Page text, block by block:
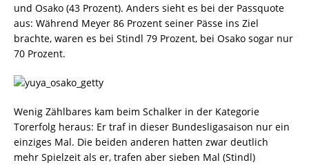
und Osako (43 Prozent). Anders sieht es bei der Passquote
aus: Während Meyer 86 Prozent seiner Pässe ins Ziel
brachte, waren es bei Stindl 79 Prozent, bei Osako sogar nur
70 Prozent.
Wenig Zählbares kam beim Schalker in der Kategorie
Torerfolg heraus: Er traf in dieser Bundesligasaison nur ein
einziges Mal. Die beiden anderen hatten zwar deutlich
mehr Spielzeit als er, trafen aber sieben Mal (Stindl)